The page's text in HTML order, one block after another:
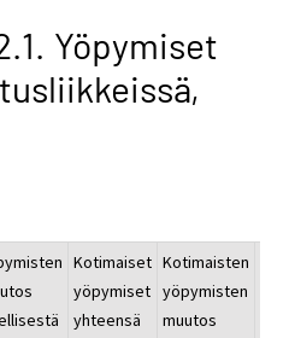
Yöpymiset
Kotimaiset
yöpymiset
yhteensä
Kotimaisten
yöpymisten
muutos